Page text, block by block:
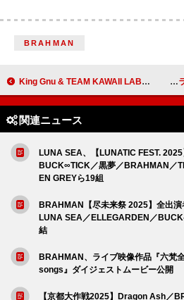
BRAHMAN
King Gnu & TEAM KAWAII LAB.が総合1位、M!LKが宇宙で愛を叫ぶ、NAOKO（HANA）得意のダンス披露：今週の邦楽まとめニュース
関連ニュース
LUNA SEA、【LUNATIC FEST.
BUCK∞TICK／黒夢／BRAHMAN／
EN GREYら19組
BRAHMAN【尽未来祭 2025】全出
LUNA SEA／ELLEGARDEN／
結
BRAHMAN、ライブ映像作品『六梵
songs』ダイジェストムービー公開
【京都大作戦2025】Dragon Ash／